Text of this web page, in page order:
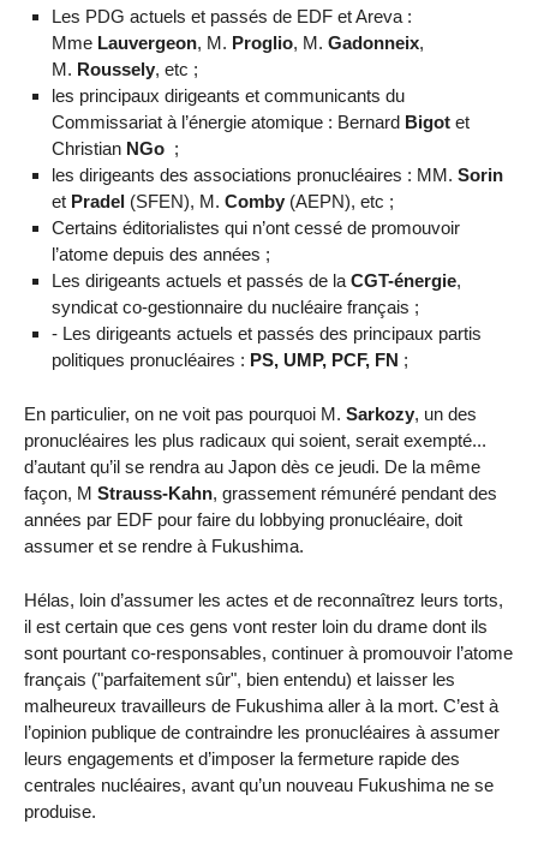
Les PDG actuels et passés de EDF et Areva :
Mme Lauvergeon, M. Proglio, M. Gadonneix,
M. Roussely, etc ;
les principaux dirigeants et communicants du
Commissariat à l’énergie atomique : Bernard Bigot et
Christian NGo ;
les dirigeants des associations pronucléaires : MM. Sorin
et Pradel (SFEN), M. Comby (AEPN), etc ;
Certains éditorialistes qui n’ont cessé de promouvoir
l’atome depuis des années ;
Les dirigeants actuels et passés de la CGT-énergie,
syndicat co-gestionnaire du nucléaire français ;
- Les dirigeants actuels et passés des principaux partis
politiques pronucléaires : PS, UMP, PCF, FN ;
En particulier, on ne voit pas pourquoi M. Sarkozy, un des
pronucléaires les plus radicaux qui soient, serait exempté...
d’autant qu’il se rendra au Japon dès ce jeudi. De la même
façon, M Strauss-Kahn, grassement rémunéré pendant des
années par EDF pour faire du lobbying pronucléaire, doit
assumer et se rendre à Fukushima.
Hélas, loin d’assumer les actes et de reconnaîtrez leurs torts,
il est certain que ces gens vont rester loin du drame dont ils
sont pourtant co-responsables, continuer à promouvoir l’atome
français ("parfaitement sûr", bien entendu) et laisser les
malheureux travailleurs de Fukushima aller à la mort. C’est à
l’opinion publique de contraindre les pronucléaires à assumer
leurs engagements et d’imposer la fermeture rapide des
centrales nucléaires, avant qu’un nouveau Fukushima ne se
produise.